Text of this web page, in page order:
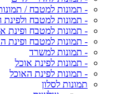
- תמונות למטבח /
- תמונות למטבח ולפינת
- תמונות למטבח ופינת
- תמונות למטבח ופינת
- תמונות למשרד
- תמונות לפינת אוכל
- תמונות לפינת האוכל
תמונות לסלון